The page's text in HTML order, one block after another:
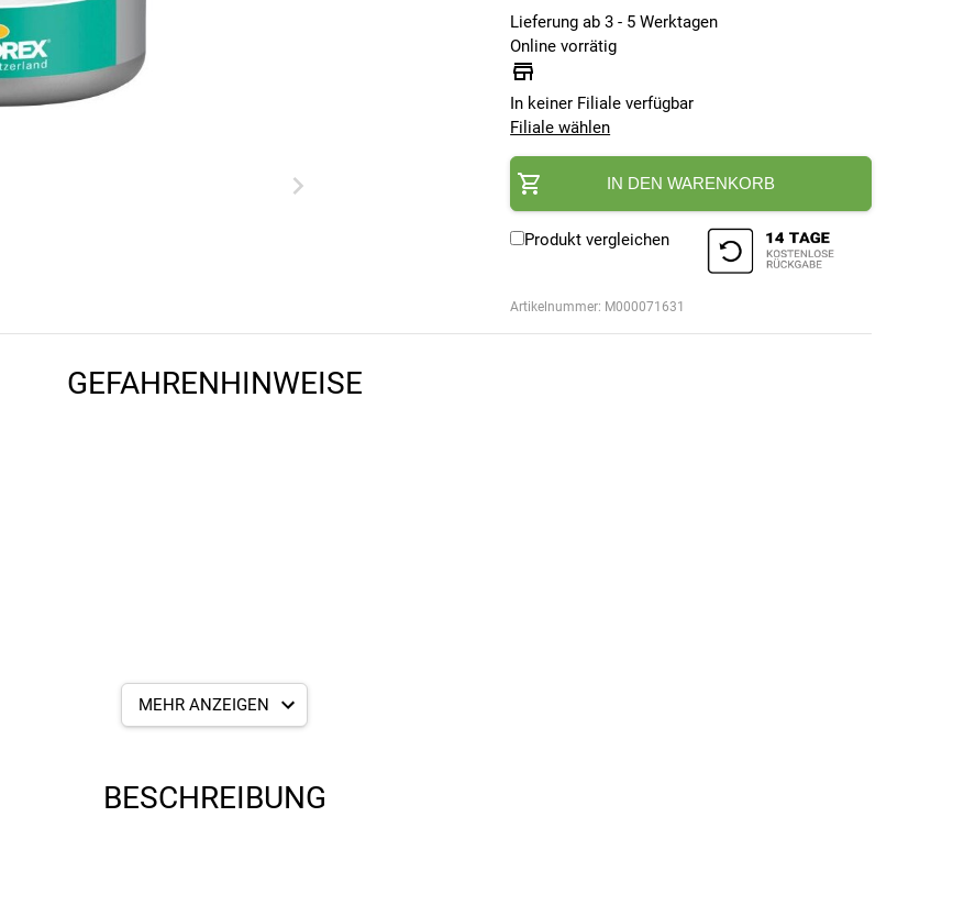
Lieferung ab 3 - 5 Werktagen
Online vorrätig
In keiner Filiale verfügbar
Filiale wählen
IN DEN WARENKORB
Produkt vergleichen
Artikelnummer: M000071631
GEFAHRENHINWEISE
MEHR ANZEIGEN
BESCHREIBUNG